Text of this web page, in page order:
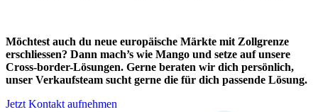
Möchtest auch du neue europäische Märkte mit Zollgrenze
erschliessen? Dann mach’s wie Mango und setze auf unsere
Cross-border-Lösungen. Gerne beraten wir dich persönlich,
unser Verkaufsteam sucht gerne die für dich passende Lösung.
Jetzt Kontakt aufnehmen